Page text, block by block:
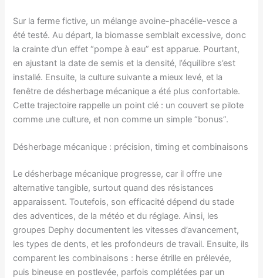
Sur la ferme fictive, un mélange avoine-phacélie-vesce a
été testé. Au départ, la biomasse semblait excessive, donc
la crainte d’un effet “pompe à eau” est apparue. Pourtant,
en ajustant la date de semis et la densité, l’équilibre s’est
installé. Ensuite, la culture suivante a mieux levé, et la
fenêtre de désherbage mécanique a été plus confortable.
Cette trajectoire rappelle un point clé : un couvert se pilote
comme une culture, et non comme un simple “bonus”.
Désherbage mécanique : précision, timing et combinaisons
Le désherbage mécanique progresse, car il offre une
alternative tangible, surtout quand des résistances
apparaissent. Toutefois, son efficacité dépend du stade
des adventices, de la météo et du réglage. Ainsi, les
groupes Dephy documentent les vitesses d’avancement,
les types de dents, et les profondeurs de travail. Ensuite, ils
comparent les combinaisons : herse étrille en prélevée,
puis bineuse en postlevée, parfois complétées par un